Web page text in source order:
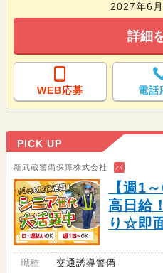
2027年6
詳細
WEB応募 電話
PICK UP
新武蔵警備保障株式会社 バ
【週1
高日給
り☆即
職種 交通誘導警備